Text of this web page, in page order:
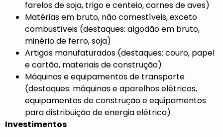
farelos de soja, trigo e centeio, carnes de aves)
Matérias em bruto, não comestíveis, exceto
combustíveis (destaques: algodão em bruto,
minério de ferro, soja)
Artigos manufaturados (destaques: couro, papel
e cartão, materiais de construção)
Máquinas e equipamentos de transporte
(destaques: máquinas e aparelhos elétricos,
equipamentos de construção e equipamentos
para distribuição de energia elétrica)
Investimentos